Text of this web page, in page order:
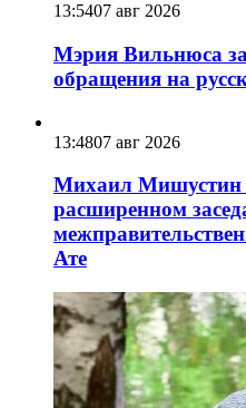
13:5407 авг 2026
Мэрия Вильнюса
обращения на
13:4807 авг 2026
Михаил Мишустин
расширенном
Ате